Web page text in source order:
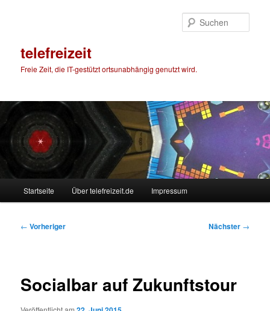
telefreizeit
Freie Zeit, die IT-gestützt ortsunabhängig genutzt wird.
Startseite Über telefreizeit.de Impressum
Beitragsnavigation
← Vorheriger Nächster →
Socialbar auf Zukunftstour